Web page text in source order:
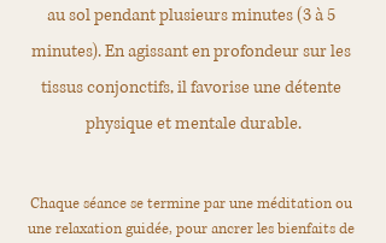
au sol pendant plusieurs minutes (3 à 5
minutes). En agissant en profondeur sur les
tissus conjonctifs, il favorise une détente
physique et mentale durable.
Chaque séance se termine par une méditation ou
une relaxation guidée, pour ancrer les bienfaits de